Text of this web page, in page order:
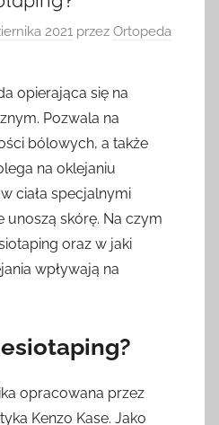
2021 przez Ortopeda
opierająca się na
Pozwala na
bólowych, a także
na oklejaniu
ciała specjalnymi
unoszą skórę. Na czym
oraz w jaki
wpływają na
opracowana przez
Kenzo Kase. Jako